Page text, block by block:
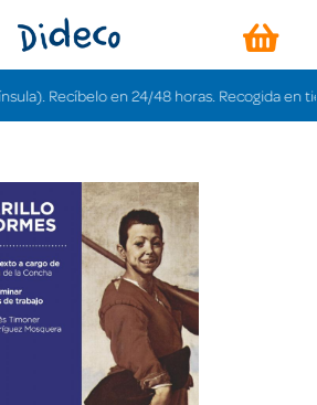
Recíbelo en 24/48 horas. Recogida en